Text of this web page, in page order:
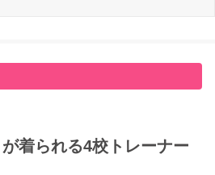
着られる4校トレーナー